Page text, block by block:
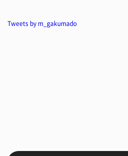
Tweets by m_gakumado